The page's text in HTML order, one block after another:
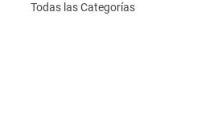
Todas las Categorías